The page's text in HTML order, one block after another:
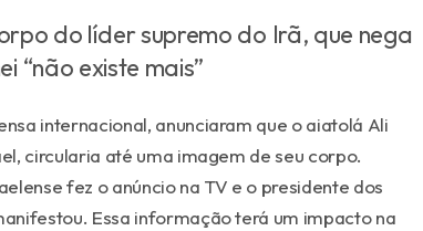
do líder supremo do Irã, que nega
“não existe mais”
internacional, anunciaram que o aiatolá Ali
circularia até uma imagem de seu corpo.
fez o anúncio na TV e o presidente dos
Essa informação terá um impacto na